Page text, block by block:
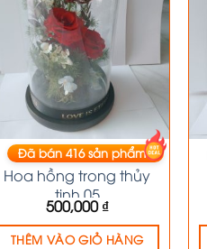
HOA KHÔ
Hoa hồng trong thủy
tinh 05
500,000₫
Đã bán416sản phẩm
THÊM VÀO GIỎ HÀNG